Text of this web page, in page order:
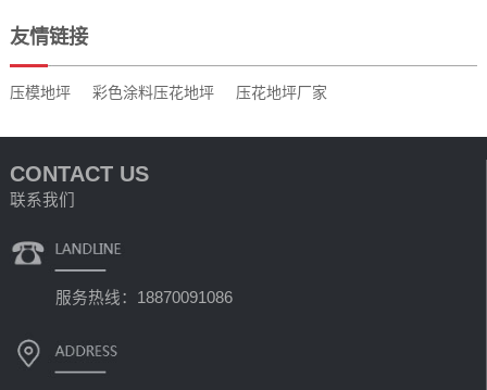
友情链接
压模地坪 彩色涂料压花地坪 压花地坪厂家
CONTACT US
联系我们
服务热线：18870091086